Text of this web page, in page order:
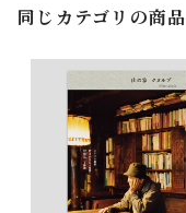
同じカテゴリの商品